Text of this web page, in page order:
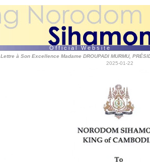
O f f i c i a l W e b s i t e
Lettre à Son Excellence Madame DROUPADI MURMU,
2025-01-22